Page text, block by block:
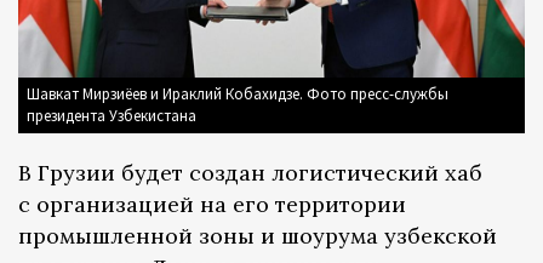
Шавкат Мирзиёев и Ираклий Кобахидзе. Фото пресс-службы
президента Узбекистана
В Грузии будет создан логистический хаб
с организацией на его территории
промышленной зоны и шоурума узбекской